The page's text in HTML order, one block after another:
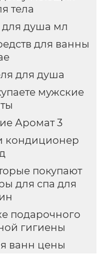
тела
для душа мл
для ванны
для душа
мужские
Аромат 3
кондиционер
покупают
для спа для
подарочного
гигиены
ванн цены